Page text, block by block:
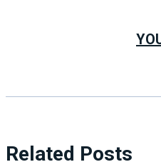
Related Posts